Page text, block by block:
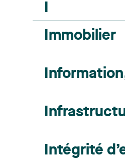
I
Immobilier
Intégrité